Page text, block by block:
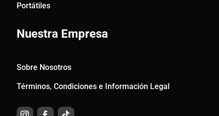
Portátiles
Nuestra Empresa
Sobre Nosotros
Términos, Condiciones e Información Legal